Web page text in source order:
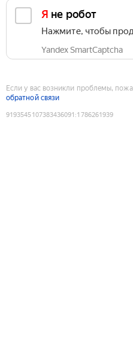
Я не робот
Нажмите, чтобы
Yandex SmartCaptcha
Если у вас возникли проблемы,
обратной связи
9193545107383436091 :1786261939